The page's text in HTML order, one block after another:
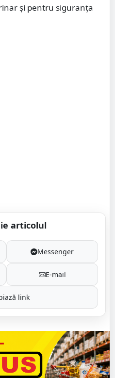
și pentru siguranța
articolul
Messenger
E-mail
link